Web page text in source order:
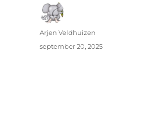
Auteur
Arjen Veldhuizen
Geplaatst
september 20, 2025